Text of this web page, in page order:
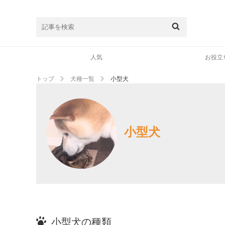
人気 お役立
トップ 犬種一覧 小型犬
小型犬
小型犬の種類